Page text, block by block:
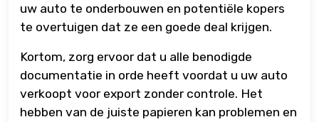
uw auto te onderbouwen en potentiële kopers
te overtuigen dat ze een goede deal krijgen.
Kortom, zorg ervoor dat u alle benodigde
documentatie in orde heeft voordat u uw auto
verkoopt voor export zonder controle. Het
hebben van de juiste papieren kan problemen en